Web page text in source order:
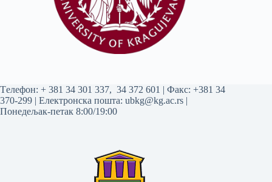
Tелефон: + 381 34 301 337, 34 372 601 | Факс: +381 34
370-299 | Електронска пошта: ubkg@kg.ac.rs |
Понедељак-петак 8:00/19:00